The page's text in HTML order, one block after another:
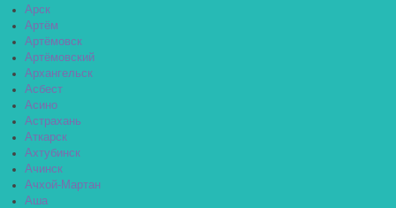
Арск
Артём
Артёмовск
Артёмовский
Архангельск
Асбест
Асино
Астрахань
Аткарск
Ахтубинск
Ачинск
Ачхой-Мартан
Аша